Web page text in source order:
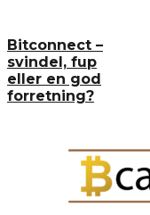
Bitconnect –
svindel, fup
eller en god
forretning?